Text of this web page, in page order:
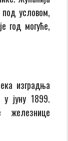
под условом,
год могуће,
изградња
јуну 1899.